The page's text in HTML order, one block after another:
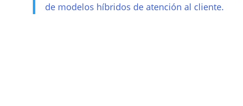
de modelos híbridos de atención al cliente.